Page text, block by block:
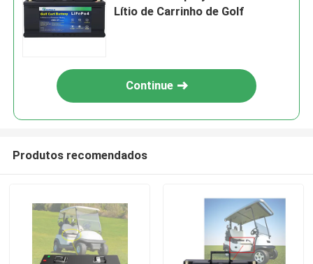
Lítio de Carrinho de Golf
Continue
Produtos recomendados